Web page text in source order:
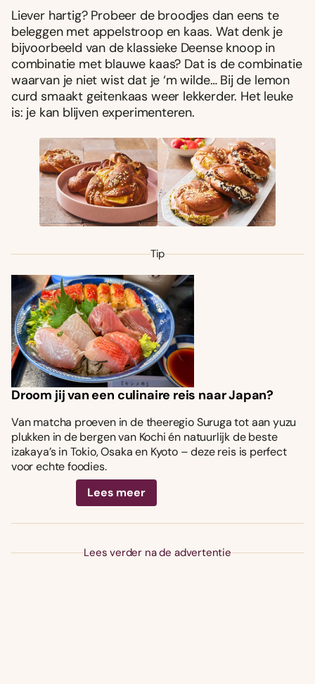
Liever hartig? Probeer de broodjes dan eens te
beleggen met appelstroop en kaas. Wat denk je
bijvoorbeeld van de klassieke Deense knoop in
combinatie met blauwe kaas? Dat is de combinatie
waarvan je niet wist dat je ‘m wilde… Bij de lemon
curd smaakt geitenkaas weer lekkerder. Het leuke
is: je kan blijven experimenteren.
Tip
Droom jij van een culinaire reis naar Japan?
Van matcha proeven in de theeregio Suruga tot aan yuzu
plukken in de bergen van Kochi én natuurlijk de beste
izakaya’s in Tokio, Osaka en Kyoto – deze reis is perfect
voor echte foodies.
Lees meer
Lees verder na de advertentie